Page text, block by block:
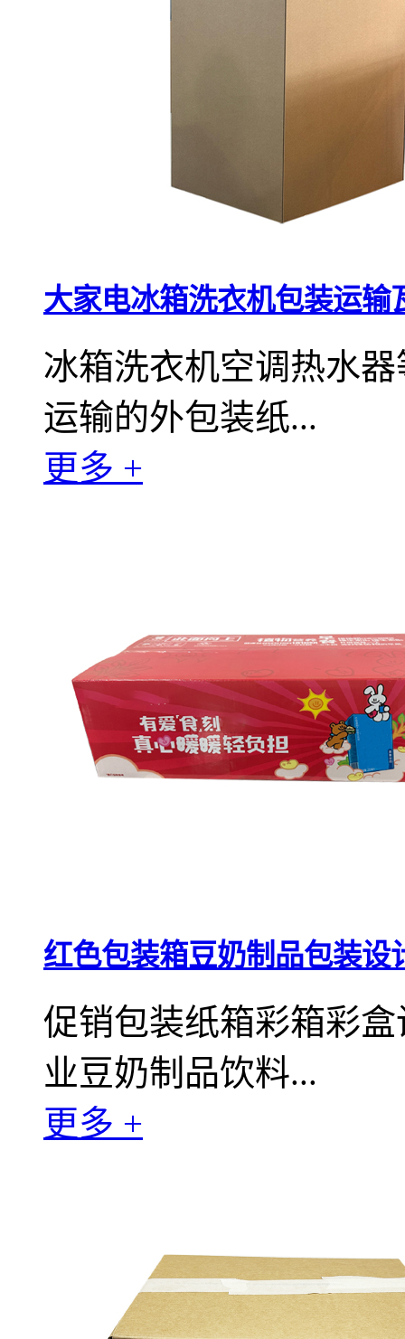
大家电冰箱洗衣机包装运输
冰箱洗衣机空调热水
运输的外包装纸...
更多 +
红色包装箱豆奶制品包装设
促销包装纸箱彩箱彩
业豆奶制品饮料...
更多 +